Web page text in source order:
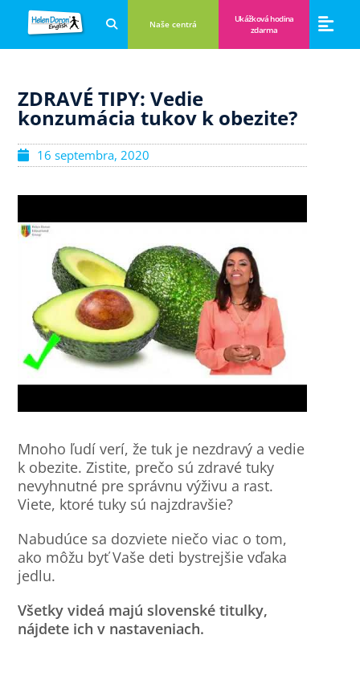
Naše centrá
Ukážková hodina
zdarma
ZDRAVÉ TIPY: Vedie
konzumácia tukov k obezite?
16 septembra, 2020
Mnoho ľudí verí, že tuk je nezdravý a vedie
k obezite. Zistite, prečo sú zdravé tuky
nevyhnutné pre správnu výživu a rast.
Viete, ktoré tuky sú najzdravšie?
Nabudúce sa dozviete niečo viac o tom,
ako môžu byť Vaše deti bystrejšie vďaka
jedlu.
Všetky videá majú slovenské titulky,
nájdete ich v nastaveniach.